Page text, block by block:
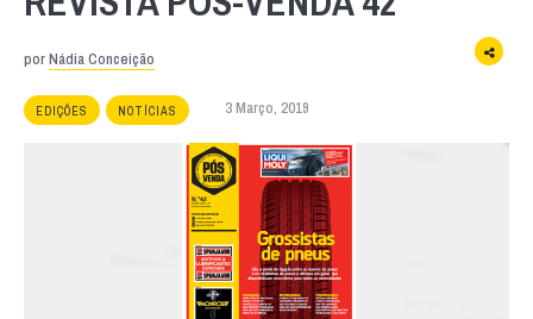
porNádia Conceição
EDIÇÕES NOTÍCIAS 3 Março, 2019